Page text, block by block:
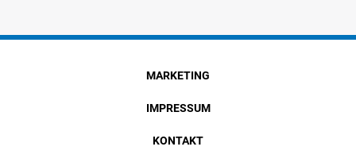
MARKETING
IMPRESSUM
KONTAKT